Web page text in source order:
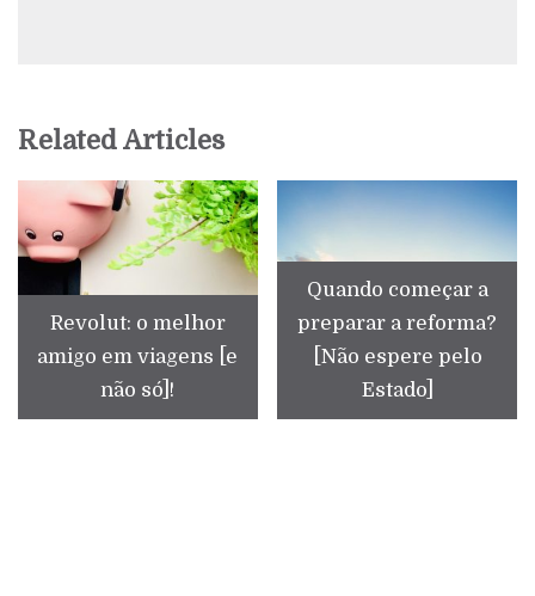
Related Articles
Revolut: o melhor
amigo em viagens [e
não só]!
Quando começar a
preparar a reforma?
[Não espere pelo
Estado]